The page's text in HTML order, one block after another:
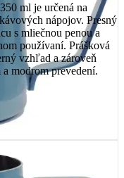
ml je určená na
nápojov. Presný
s mliečnou penou a
používaní. Prášková
vzhľad a zároveň
modrom prevedení.